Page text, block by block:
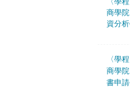
商學
資分
〈學
商學
書申